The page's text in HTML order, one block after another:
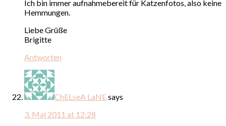
Ich bin immer aufnahmebereit für Katzenfotos, also keine
Hemmungen.
Liebe Grüße
Brigitte
Antworten
ChELseA LaNEsays
3. Mai 2011 at 12:28